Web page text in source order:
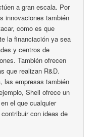
a gran escala. Por
innovaciones también
como es que
la financiación ya sea
y centros de
También ofrecen
que realizan R&D.
las empresas también
Shell ofrece un
el que cualquier
con ideas de